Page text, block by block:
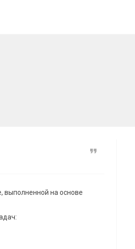
поиск
Цитата
выполненной на основе